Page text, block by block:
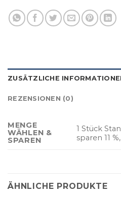
ZUSÄTZLICHE
REZENSIONEN (0)
MENGE
WÄHLEN &
SPAREN
1 Stück
sparen 11
ÄHNLICHE PRODUKTE